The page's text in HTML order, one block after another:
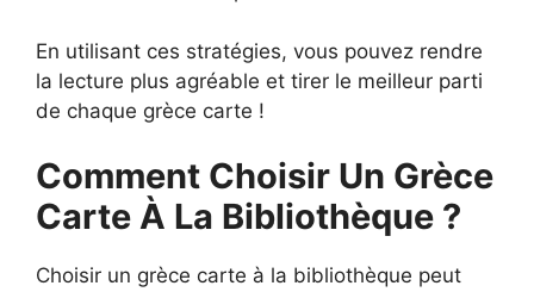
En utilisant ces stratégies, vous pouvez rendre
la lecture plus agréable et tirer le meilleur parti
de chaque grèce carte !
Comment Choisir Un Grèce
Carte À La Bibliothèque ?
Choisir un grèce carte à la bibliothèque peut